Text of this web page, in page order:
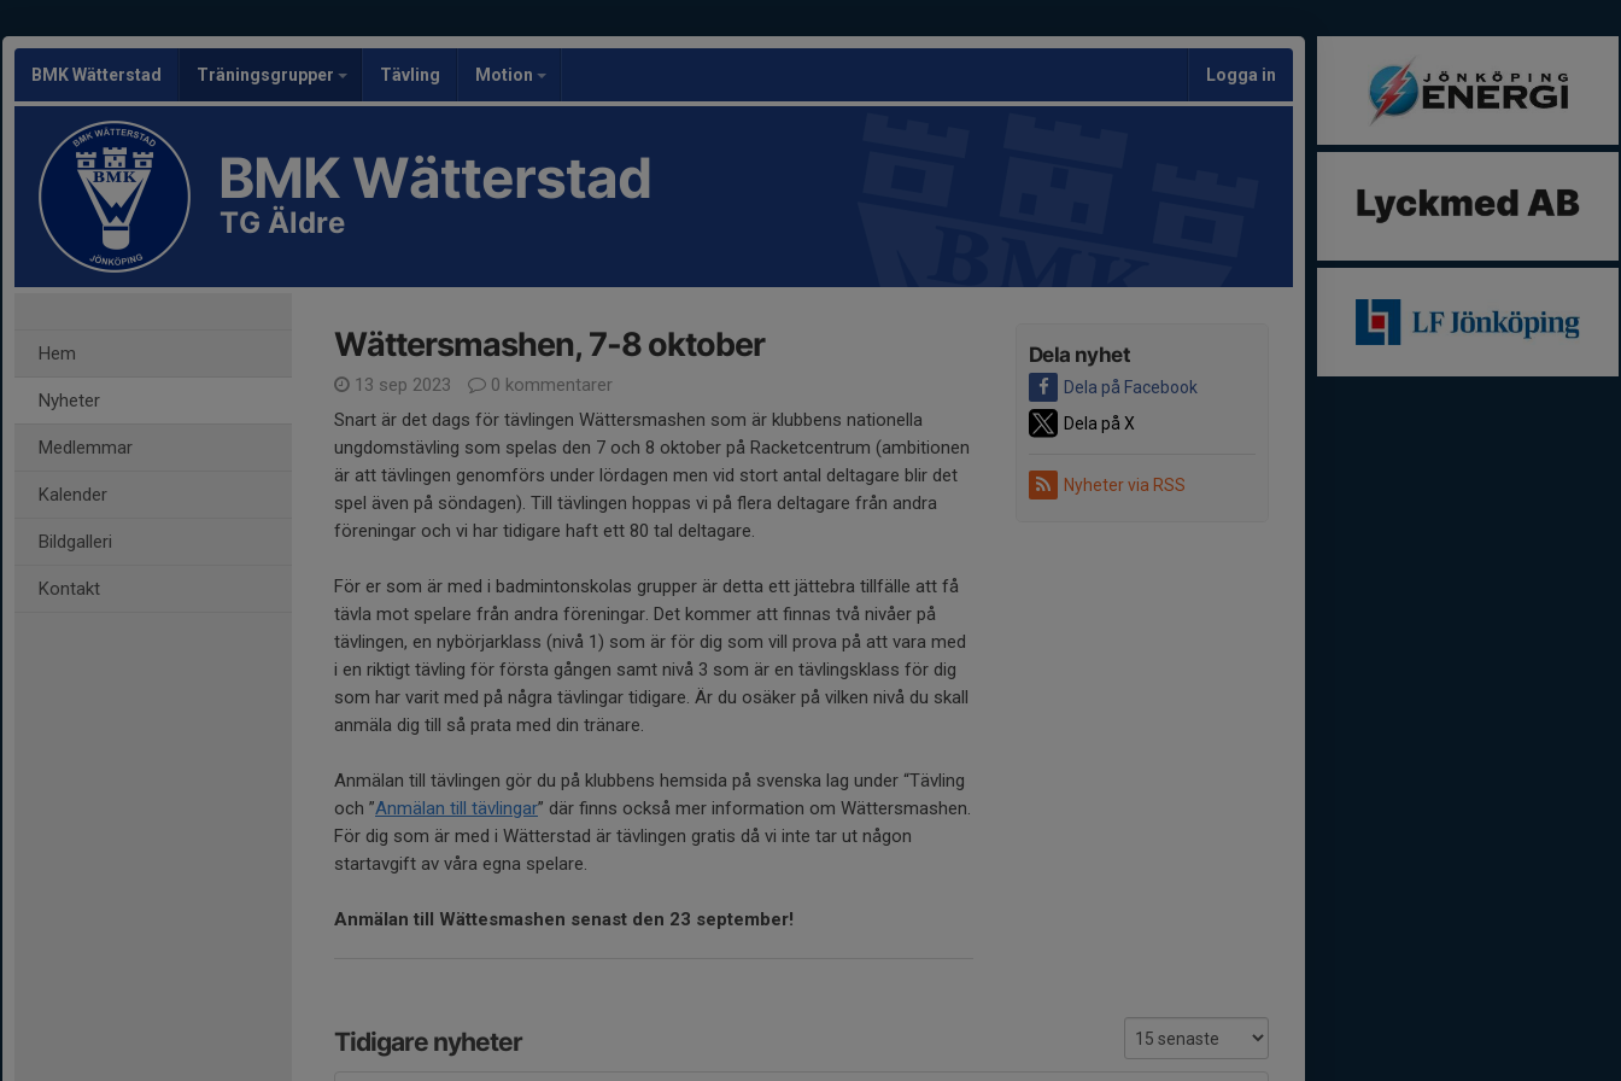
BMK Wätterstad Träningsgrupper Tävling Motion Logga in
BMK Wätterstad
TG Äldre
Hem
Nyheter
Medlemmar
Kalender
Bildgalleri
Kontakt
Dela nyhet
Dela på Facebook
Dela på X
Nyheter via RSS
Wättersmashen, 7-8 oktober
13 sep 2023
0 kommentarer
Snart är det dags för tävlingen Wättersmashen som är klubbens nationella
ungdomstävling som spelas den 7 och 8 oktober på Racketcentrum (ambitionen
är att tävlingen genomförs under lördagen men vid stort antal deltagare blir det
spel även på söndagen). Till tävlingen hoppas vi på flera deltagare från andra
föreningar och vi har tidigare haft ett 80 tal deltagare.
För er som är med i badmintonskolas grupper är detta ett jättebra tillfälle att få
tävla mot spelare från andra föreningar. Det kommer att finnas två nivåer på
tävlingen, en nybörjarklass (nivå 1) som är för dig som vill prova på att vara med
i en riktigt tävling för första gången samt nivå 3 som är en tävlingsklass för dig
som har varit med på några tävlingar tidigare. Är du osäker på vilken nivå du skall
anmäla dig till så prata med din tränare.
Anmälan till tävlingen gör du på klubbens hemsida på svenska lag under “Tävling
och ”Anmälan till tävlingar” där finns också mer information om Wättersmashen.
För dig som är med i Wätterstad är tävlingen gratis då vi inte tar ut någon
startavgift av våra egna spelare.
Anmälan till Wättesmashen senast den 23 september!
Tidigare nyheter